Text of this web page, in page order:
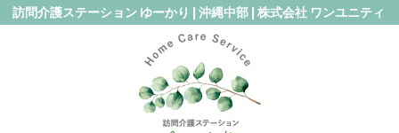
訪問介護ステーション ゆーかり | 沖縄中部 | 株式会社 ワンユニティ